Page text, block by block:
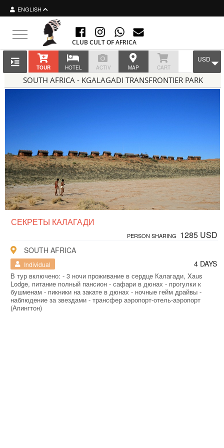
ENGLISH
Toggle navigation
CLUB CULT OF AFRICA
TOUR HOTEL ACTIV MAP CART
USD
SOUTH AFRICA - KGALAGADI TRANSFRONTIER PARK
СЕКРЕТЫ КАЛАГАДИ
PERSON SHARING 1285 USD
SOUTH AFRICA
4 DAYS
Individual
В тур включено: - 3 ночи проживание в сердце Калагади, Xaus
Lodge, питание полный пансион - сафари в дюнах - прогулки к
бушменам - пикники на закате в дюнах - ночные гейм драйвы -
наблюдение за звездами - трансфер аэропорт-отель-аэропорт
(Апингтон)